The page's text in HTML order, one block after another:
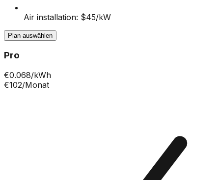
Air installation: $45/kW
Plan auswählen
Pro
€0.068/kWh
€102/Monat